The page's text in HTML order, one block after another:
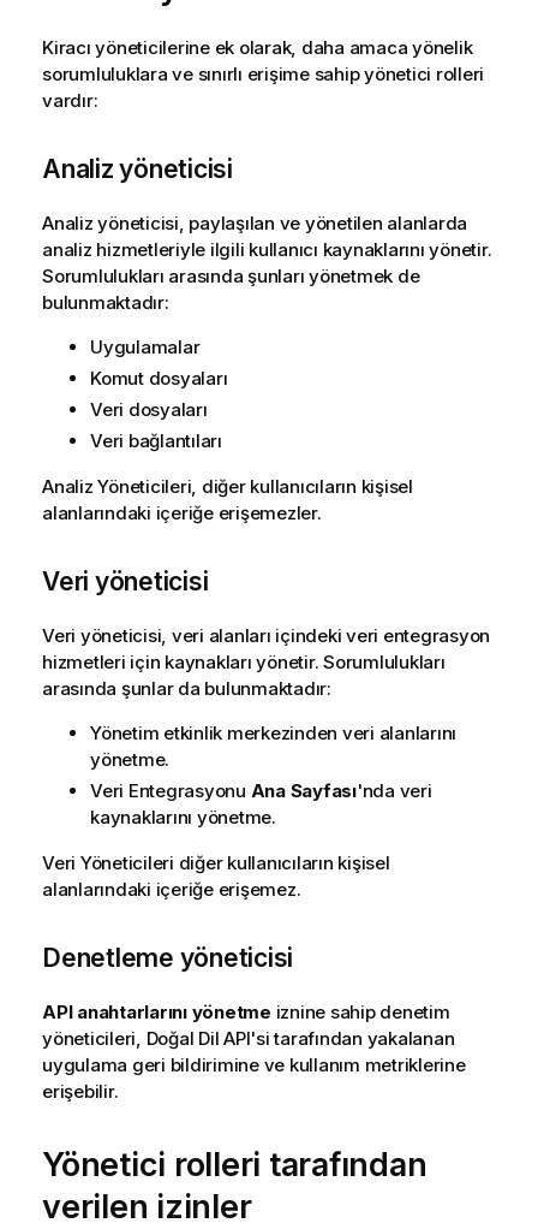
Kiracı yöneticilerine ek olarak, daha amaca yönelik
sorumluluklara ve sınırlı erişime sahip yönetici rolleri
vardır:
Analiz yöneticisi
Analiz yöneticisi, paylaşılan ve yönetilen alanlarda
analiz hizmetleriyle ilgili kullanıcı kaynaklarını yönetir.
Sorumlulukları arasında şunları yönetmek de
bulunmaktadır:
Uygulamalar
Komut dosyaları
Veri dosyaları
Veri bağlantıları
Analiz Yöneticileri, diğer kullanıcıların kişisel
alanlarındaki içeriğe erişemezler.
Veri yöneticisi
Veri yöneticisi, veri alanları içindeki veri entegrasyon
hizmetleri için kaynakları yönetir. Sorumlulukları
arasında şunlar da bulunmaktadır:
Yönetim etkinlik merkezinden veri alanlarını
yönetme.
Veri Entegrasyonu Ana Sayfası'nda veri
kaynaklarını yönetme.
Veri Yöneticileri diğer kullanıcıların kişisel
alanlarındaki içeriğe erişemez.
Denetleme yöneticisi
API anahtarlarını yönetme iznine sahip denetim
yöneticileri, Doğal Dil API'si tarafından yakalanan
uygulama geri bildirimine ve kullanım metriklerine
erişebilir.
Yönetici rolleri tarafından
verilen izinler